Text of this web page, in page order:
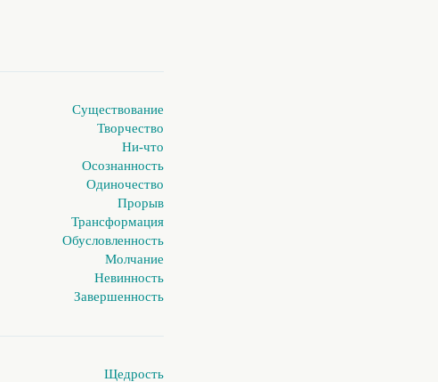
Существование
Творчество
Ни-что
Осознанность
Одиночество
Прорыв
Трансформация
Обусловленность
Молчание
Невинность
Завершенность
Щедрость